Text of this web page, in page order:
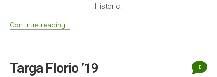
Historic.
Continue reading…
Targa Florio ’19 0